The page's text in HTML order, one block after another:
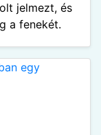
jelmezt, és
a fenekét.